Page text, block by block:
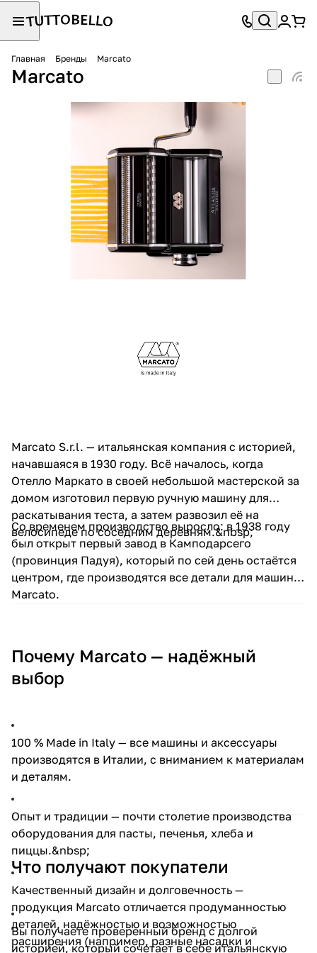
Главная Бренды Marcato
Marcato
Marcato S.r.l. — итальянская компания с историей,
начавшаяся в 1930 году. Всё началось, когда
Отелло Маркато в своей небольшой мастерской за
домом изготовил первую ручную машину для
раскатывания теста, а затем развозил её на
велосипеде по соседним деревням.&nbsp;
Со временем производство выросло: в 1938 году
был открыт первый завод в Камподарсего
(провинция Падуя), который по сей день остаётся
центром, где производятся все детали для машин
Marcato.
Почему Marcato — надёжный
выбор
100 % Made in Italy — все машины и аксессуары
производятся в Италии, с вниманием к материалам
и деталям.
Опыт и традиции — почти столетие производства
оборудования для пасты, печенья, хлеба и
пиццы.&nbsp;
Качественный дизайн и долговечность —
продукция Marcato отличается продуманностью
деталей, надёжностью и возможностью
расширения (например, разные насадки и
Что получают покупатели
Вы получаете проверенный бренд с долгой
историей, который сочетает в себе итальянскую